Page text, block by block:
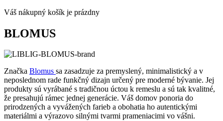
Váš nákupný košík je prázdny
BLOMUS
Značka Blomus sa zasadzuje za premyslený, minimalistický a v
neposlednom rade funkčný dizajn určený pre moderné bývanie. Jej
produkty sú vyrábané s tradičnou úctou k remeslu a sú tak kvalitné,
že presahujú rámec jednej generácie. Váš domov ponoria do
prirodzených a vyvážených farieb a obohatia ho autentickými
materiálmi a výrazovo silnými tvarmi prameniacimi vo vášni.